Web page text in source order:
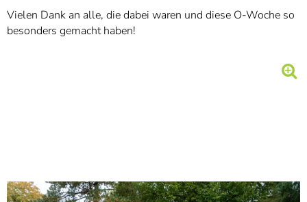
Vielen Dank an alle, die dabei waren und diese O-Woche so
besonders gemacht haben!